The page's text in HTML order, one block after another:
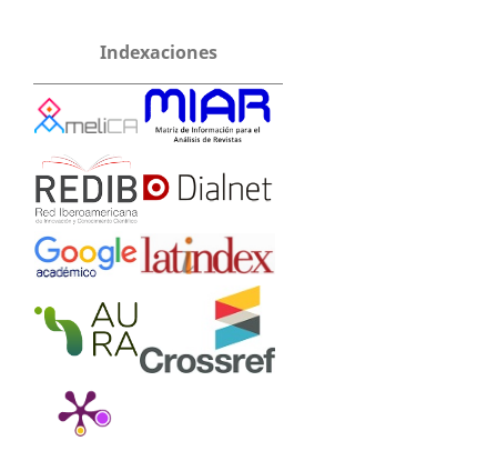
Indexaciones